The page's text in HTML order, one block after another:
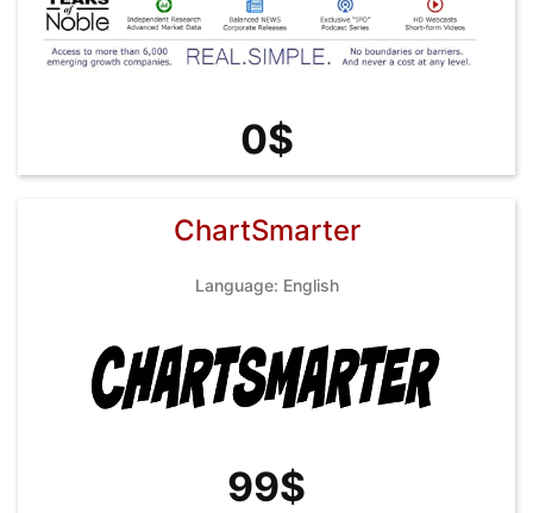
0$
ChartSmarter
Language: English
99$